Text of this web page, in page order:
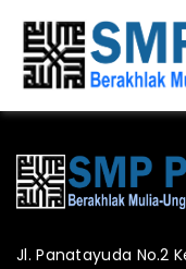
Jl. Panatayuda No.2